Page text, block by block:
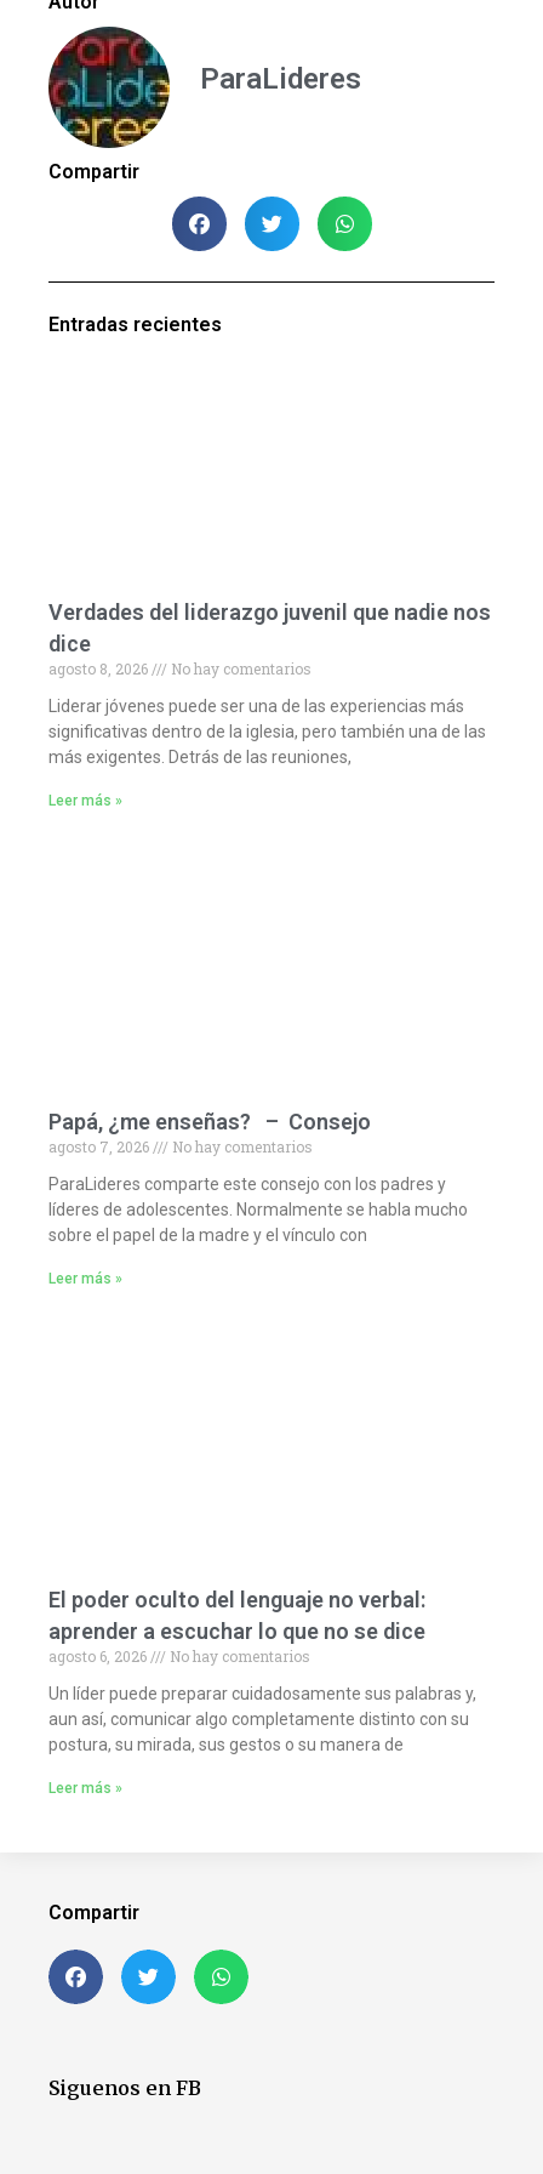
ParaLideres
Compartir
Entradas recientes
Verdades del liderazgo juvenil que nadie nos
dice
agosto 8, 2026
No hay comentarios
Liderar jóvenes puede ser una de las experiencias más
significativas dentro de la iglesia, pero también una de las
más exigentes. Detrás de las reuniones,
Leer más »
Papá, ¿me enseñas? – Consejo
agosto 7, 2026
No hay comentarios
ParaLideres comparte este consejo con los padres y
líderes de adolescentes. Normalmente se habla mucho
sobre el papel de la madre y el vínculo con
Leer más »
El poder oculto del lenguaje no verbal:
aprender a escuchar lo que no se dice
agosto 6, 2026
No hay comentarios
Un líder puede preparar cuidadosamente sus palabras y,
aun así, comunicar algo completamente distinto con su
postura, su mirada, sus gestos o su manera de
Leer más »
Compartir
Siguenos en FB